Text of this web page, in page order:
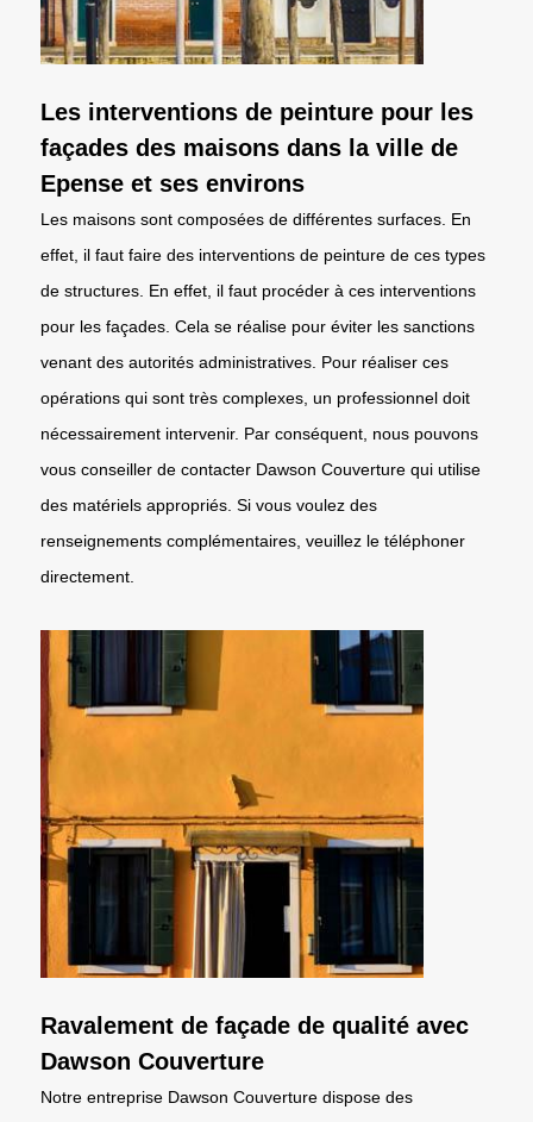
Les interventions de peinture pour les
façades des maisons dans la ville de
Epense et ses environs
Les maisons sont composées de différentes surfaces. En
effet, il faut faire des interventions de peinture de ces types
de structures. En effet, il faut procéder à ces interventions
pour les façades. Cela se réalise pour éviter les sanctions
venant des autorités administratives. Pour réaliser ces
opérations qui sont très complexes, un professionnel doit
nécessairement intervenir. Par conséquent, nous pouvons
vous conseiller de contacter Dawson Couverture qui utilise
des matériels appropriés. Si vous voulez des
renseignements complémentaires, veuillez le téléphoner
directement.
Ravalement de façade de qualité avec
Dawson Couverture
Notre entreprise Dawson Couverture dispose des